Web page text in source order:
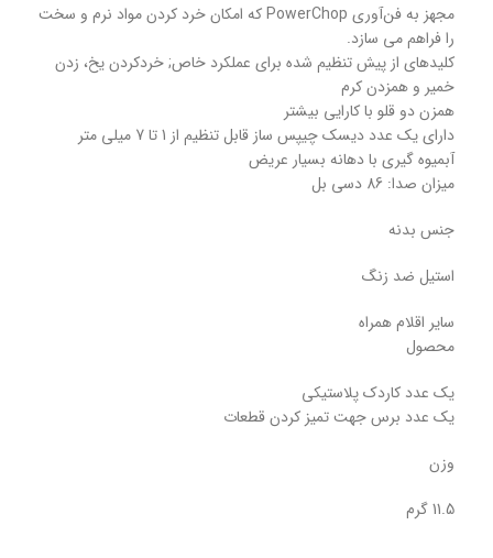
مجهز به فن‌آوری PowerChop که امکان خرد کردن مواد نرم و سخت
را فراهم می سازد.
کلیدهای از پیش تنظیم شده برای عملکرد خاص; خردکردن یخ، زدن
خمیر و همزدن کرم
همزن دو قلو با کارایی بیشتر
دارای یک عدد دیسک چیپس ساز قابل تنظیم از 1 تا 7 میلی متر
آبمیوه گیری با دهانه بسیار عریض
میزان صدا: 86 دسی بل
جنس بدنه
استیل ضد زنگ
سایر اقلام همراه
محصول
یک عدد کاردک پلاستیکی
یک عدد برس جهت تمیز کردن قطعات
وزن
11.5 گرم